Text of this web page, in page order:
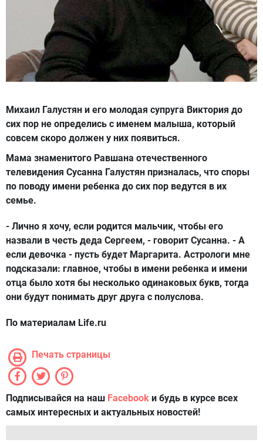
Михаил Галустян и его молодая супруга Виктория до
сих пор не определись с именем малыша, который
совсем скоро должен у них появиться.
Мама знаменитого Равшана отечественного
телевидения Сусанна Галустян призналась, что споры
по поводу имени ребенка до сих пор ведутся в их
семье.
- Лично я хочу, если родится мальчик, чтобы его
назвали в честь деда Сергеем, - говорит Сусанна. - А
если девочка - пусть будет Маргарита. Астрологи мне
подсказали: главное, чтобы в имени ребенка и имени
отца было хотя бы несколько одинаковых букв, тогда
они будут понимать друг друга с полуслова.
По материалам Life.ru
Печать страницы
Подписывайся на наш Facebook и будь в курсе всех
самых интересных и актуальных новостей!